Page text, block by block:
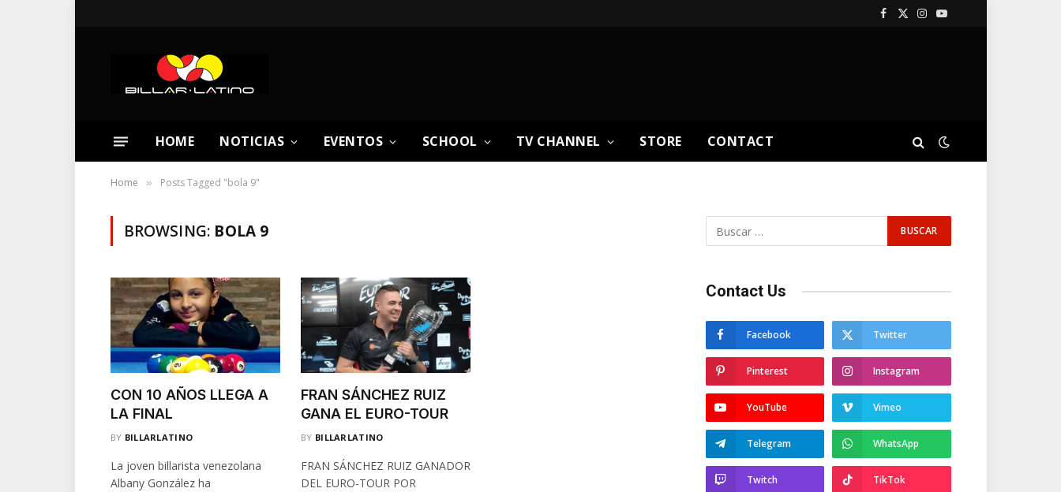
Facebook
X
Instagram
YouTube
HOME NOTICIAS EVENTOS SCHOOL TV CHANNEL STORE CONTACT
Home » Posts Tagged "bola 9"
BROWSING: BOLA 9
CON 10 AÑOS LLEGA A
LA FINAL
BY BILLARLATINO
La joven billarista venezolana
Albany González ha
FRAN SÁNCHEZ RUIZ
GANA EL EURO-TOUR
BY BILLARLATINO
FRAN SÁNCHEZ RUIZ GANADOR
DEL EURO-TOUR POR
Contact Us
Facebook Twitter
Pinterest Instagram
YouTube Vimeo
Telegram WhatsApp
Twitch TikTok